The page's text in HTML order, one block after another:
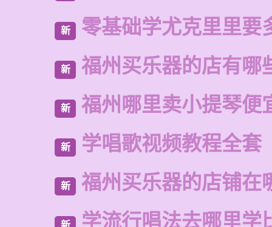
新 零基础学尤克里里要
新 福州买乐器的店有哪
新 福州哪里卖小提琴便
新 学唱歌视频教程全套
新 福州买乐器的店铺在
新 学流行唱法去哪里学